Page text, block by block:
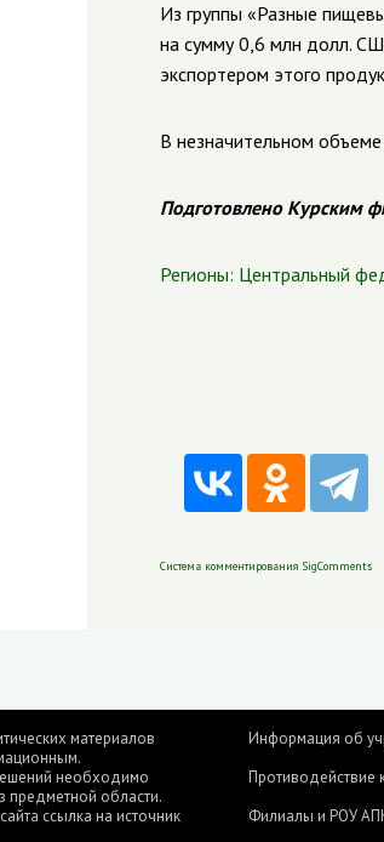
Из группы «Разные
на сумму 0,6 млн долл.
экспортером этого
В незначительном
Подготовлено Курским
Регионы: Центральный
Система комментирования SigComments
материалов
необходимо
предметной области.
ссылка на источник
Информация об
Противодействие
Филиалы и РОУ